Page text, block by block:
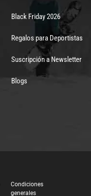
Black Friday 2026
Regalos para Deportistas
Suscripción a Newsletter
Blogs
Condiciones
generales